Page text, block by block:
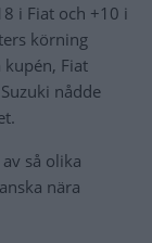
i Fiat och +10 i
körning
kupén, Fiat
nådde
så olika
nära